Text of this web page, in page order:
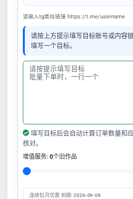
请输入tg类似链接 https://t.me/username
请按上方提示填写目标账号或内容
填写一个目标。
填写目标后会自动计算订单数量和
核对。
增值服务: 0个旧作品
连续包月优惠 到期: 2026-09-09